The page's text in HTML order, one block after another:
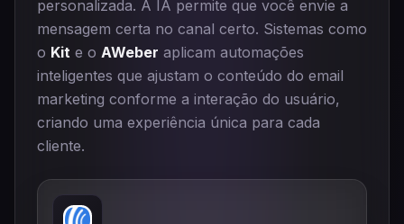
personalizada. A IA permite que você envie a
mensagem certa no canal certo. Sistemas como
o Kit e o AWeber aplicam automações
inteligentes que ajustam o conteúdo do email
marketing conforme a interação do usuário,
criando uma experiência única para cada
cliente.